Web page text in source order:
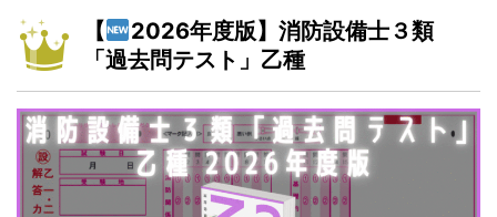
【
2026年度版】消防設備士３類
「過去問テスト」乙種